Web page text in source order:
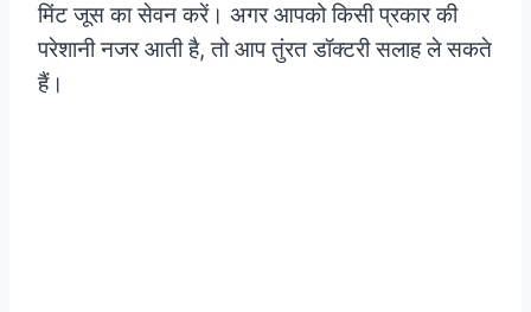
मिंट जूस का सेवन करें। अगर आपको किसी प्रकार की
परेशानी नजर आती है, तो आप तुंरत डॉक्टरी सलाह ले सकते
हैं।